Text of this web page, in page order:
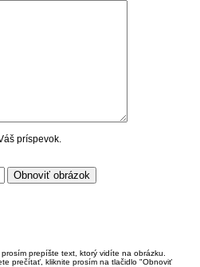
príspevok.
prepíšte text, ktorý vidíte na obrázku.
prečítať, kliknite prosím na tlačidlo "Obnoviť